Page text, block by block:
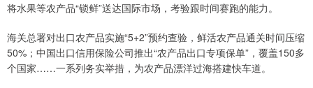
将水果等农产品“锁鲜”送达国际市场，考验跟时间赛跑的能力。
海关总署对出口农产品实施“5+2”预约查验，鲜活农产品通关时间压缩
50%；中国出口信用保险公司推出“农产品出口专项保单”，覆盖150多
个国家……一系列务实举措，为农产品漂洋过海搭建快车道。